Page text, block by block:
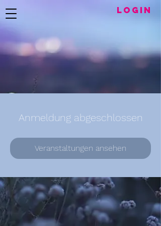
LogIN
Anmeldung abgeschlossen
Veranstaltungen ansehen